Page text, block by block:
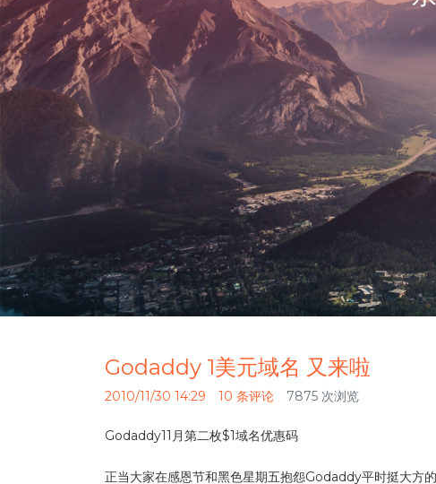
Godaddy 1美元域名 又来啦
2010/11/30 14:29 10 条评论 7875 次浏览
Godaddy11月第二枚$1域名优惠码
正当大家在感恩节和黑色星期五抱怨Godaddy平时挺大方